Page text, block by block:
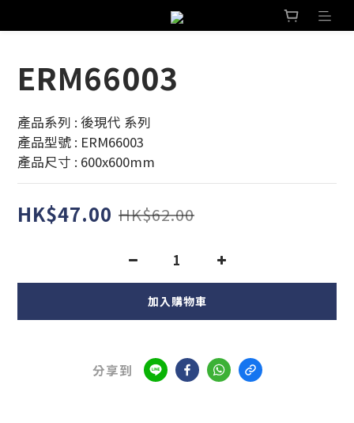
ERM66003
產品系列 : 後現代 系列
產品型號 : ERM66003
產品尺寸 : 600x600mm
HK$47.00 HK$62.00
加入購物車
分享到